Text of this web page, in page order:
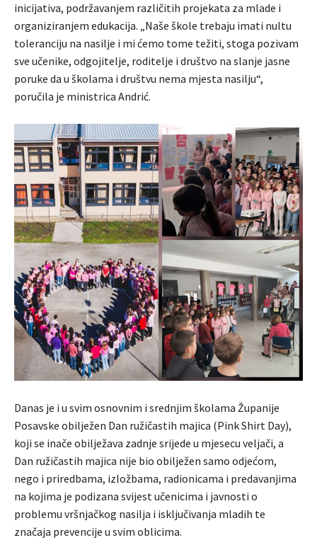
inicijativa, podržavanjem različitih projekata za mlade i
organiziranjem edukacija. „Naše škole trebaju imati nultu
toleranciju na nasilje i mi ćemo tome težiti, stoga pozivam
sve učenike, odgojitelje, roditelje i društvo na slanje jasne
poruke da u školama i društvu nema mjesta nasilju“,
poručila je ministrica Andrić.
Danas je i u svim osnovnim i srednjim školama Županije
Posavske obilježen Dan ružičastih majica (Pink Shirt Day),
koji se inače obilježava zadnje srijede u mjesecu veljači, a
Dan ružičastih majica nije bio obilježen samo odjećom,
nego i priredbama, izložbama, radionicama i predavanjima
na kojima je podizana svijest učenicima i javnosti o
problemu vršnjačkog nasilja i isključivanja mladih te
značaja prevencije u svim oblicima.